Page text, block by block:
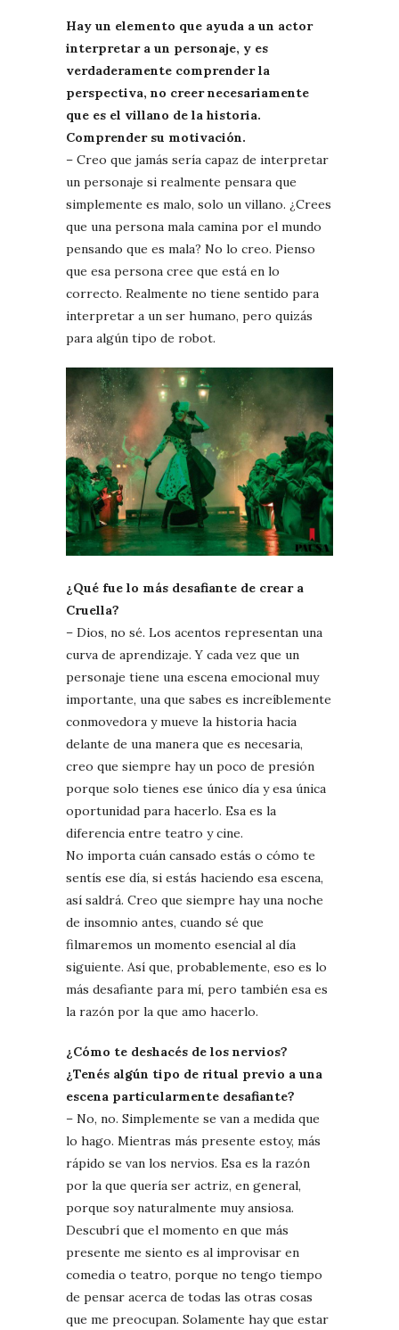
Hay un elemento que ayuda a un actor
interpretar a un personaje, y es
verdaderamente comprender la
perspectiva, no creer necesariamente
que es el villano de la historia.
Comprender su motivación.
– Creo que jamás sería capaz de interpretar
un personaje si realmente pensara que
simplemente es malo, solo un villano. ¿Crees
que una persona mala camina por el mundo
pensando que es mala? No lo creo. Pienso
que esa persona cree que está en lo
correcto. Realmente no tiene sentido para
interpretar a un ser humano, pero quizás
para algún tipo de robot.
¿Qué fue lo más desafiante de crear a
Cruella?
– Dios, no sé. Los acentos representan una
curva de aprendizaje. Y cada vez que un
personaje tiene una escena emocional muy
importante, una que sabes es increíblemente
conmovedora y mueve la historia hacia
delante de una manera que es necesaria,
creo que siempre hay un poco de presión
porque solo tienes ese único día y esa única
oportunidad para hacerlo. Esa es la
diferencia entre teatro y cine.
No importa cuán cansado estás o cómo te
sentís ese día, si estás haciendo esa escena,
así saldrá. Creo que siempre hay una noche
de insomnio antes, cuando sé que
filmaremos un momento esencial al día
siguiente. Así que, probablemente, eso es lo
más desafiante para mí, pero también esa es
la razón por la que amo hacerlo.
¿Cómo te deshacés de los nervios?
¿Tenés algún tipo de ritual previo a una
escena particularmente desafiante?
– No, no. Simplemente se van a medida que
lo hago. Mientras más presente estoy, más
rápido se van los nervios. Esa es la razón
por la que quería ser actriz, en general,
porque soy naturalmente muy ansiosa.
Descubrí que el momento en que más
presente me siento es al improvisar en
comedia o teatro, porque no tengo tiempo
de pensar acerca de todas las otras cosas
que me preocupan. Solamente hay que estar